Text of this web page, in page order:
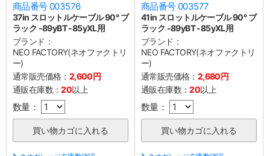
商品番号 003576
37in スロットルケーブル 90° ブ
ラック -89yBT -85yXL用
ブランド：
NEO FACTORY(ネオファクトリ
ー)
通常販売価格： 2,600円
通販在庫数：20以上
数量：
商品番号 003577
41in スロットルケーブル 90° ブ
ラック -89yBT -85yXL用
ブランド：
NEO FACTORY(ネオファクトリ
ー)
通常販売価格： 2,680円
通販在庫数：20以上
数量：